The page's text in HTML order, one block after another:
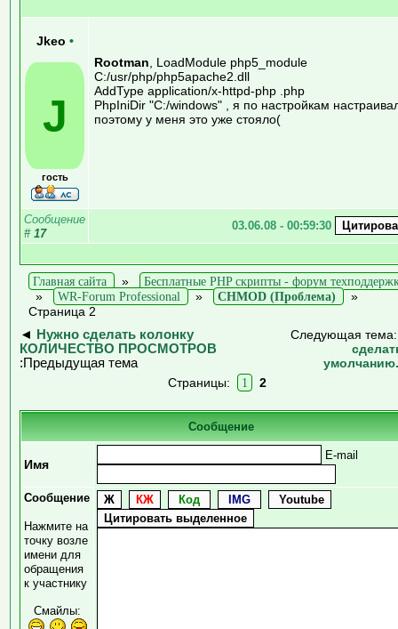
Jkeo •
J
гость
Rootman , LoadModule php5_module
C:/usr/php/php5apache2.dll
AddType application/x-httpd-php .php
PhpIniDir "C:/windows" , я по настройкам
поэтому у меня это уже стояло(
Сообщение
# 17
03.06.08 - 00:59:30
Главная сайта »
Бесплатные PHP скрипты - форум
»
WR-Forum Professional » CHMOD (Проблема)
»
Страница 2
◄
Нужно сделать колонку
КОЛИЧЕСТВО ПРОСМОТРОВ
:Предыдущая тема
Следующая
Страницы:
1 2
Сообщение
Имя
E-mail
Сообщение
Нажмите на
точку возле
имени для
обращения
к участнику
Смайлы: